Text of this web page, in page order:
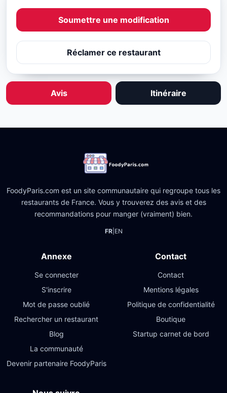
Soumettre une modification
Réclamer ce restaurant
Avis Itinéraire
FoodyParis.com est un site communautaire qui regroupe tous les
restaurants de France. Vous y trouverez des avis et des
recommandations pour manger (vraiment) bien.
FR| EN
Annexe
Se connecter
S'inscrire
Mot de passe oublié
Rechercher un restaurant
Blog
La communauté
Devenir partenaire FoodyParis
Contact
Contact
Mentions légales
Politique de confidentialité
Boutique
Startup carnet de bord